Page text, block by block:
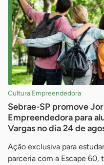
Cultura Empreendedora
Sebrae-SP promove
Empreendedora para
Vargas no dia 24 de
Ação exclusiva para
parceria com a Escape 60,